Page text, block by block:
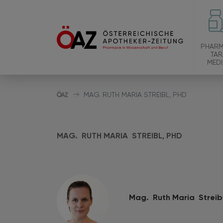
MAG. RUTH MARIA STREIBL, PHD
MAG. RUTH MARIA STREIBL, PHD
Mag. Ruth Maria